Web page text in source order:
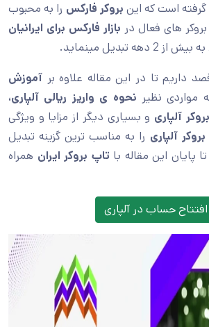
است که این بروکر فارکس را به محبوب
های فعال در بازار فارکس برای ایرانیان
تبدیل مینماید.
داریم تا در این مقاله علاوه بر آموزش
مواردی نظیر نحوه ی واریز ریالی آلپاری،
آلپاری و بسیاری دیگر از مزایا و ویژگی
آلپاری را به مناسب ترین گزینه تبدیل
پایان این مقاله با تاپ بروکر ایران همراه
افتتاح حساب در آلپاری